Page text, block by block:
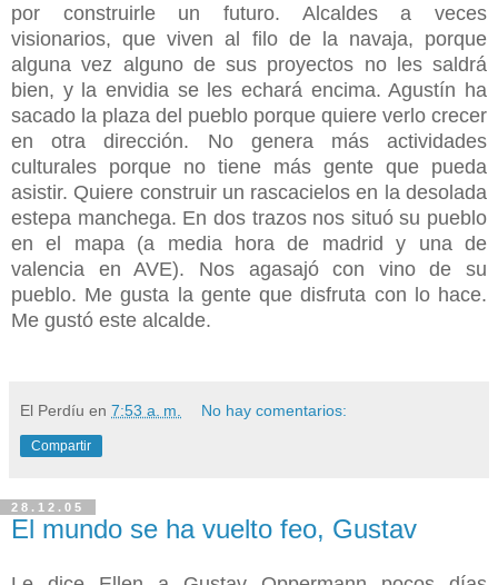
por construirle un futuro. Alcaldes a veces
visionarios, que viven al filo de la navaja, porque
alguna vez alguno de sus proyectos no les saldrá
bien, y la envidia se les echará encima. Agustín ha
sacado la plaza del pueblo porque quiere verlo crecer
en otra dirección. No genera más actividades
culturales porque no tiene más gente que pueda
asistir. Quiere construir un rascacielos en la desolada
estepa manchega. En dos trazos nos situó su pueblo
en el mapa (a media hora de madrid y una de
valencia en AVE). Nos agasajó con vino de su
pueblo. Me gusta la gente que disfruta con lo hace.
Me gustó este alcalde.
El Perdíu en 7:53 a. m. No hay comentarios:
Compartir
28.12.05
El mundo se ha vuelto feo, Gustav